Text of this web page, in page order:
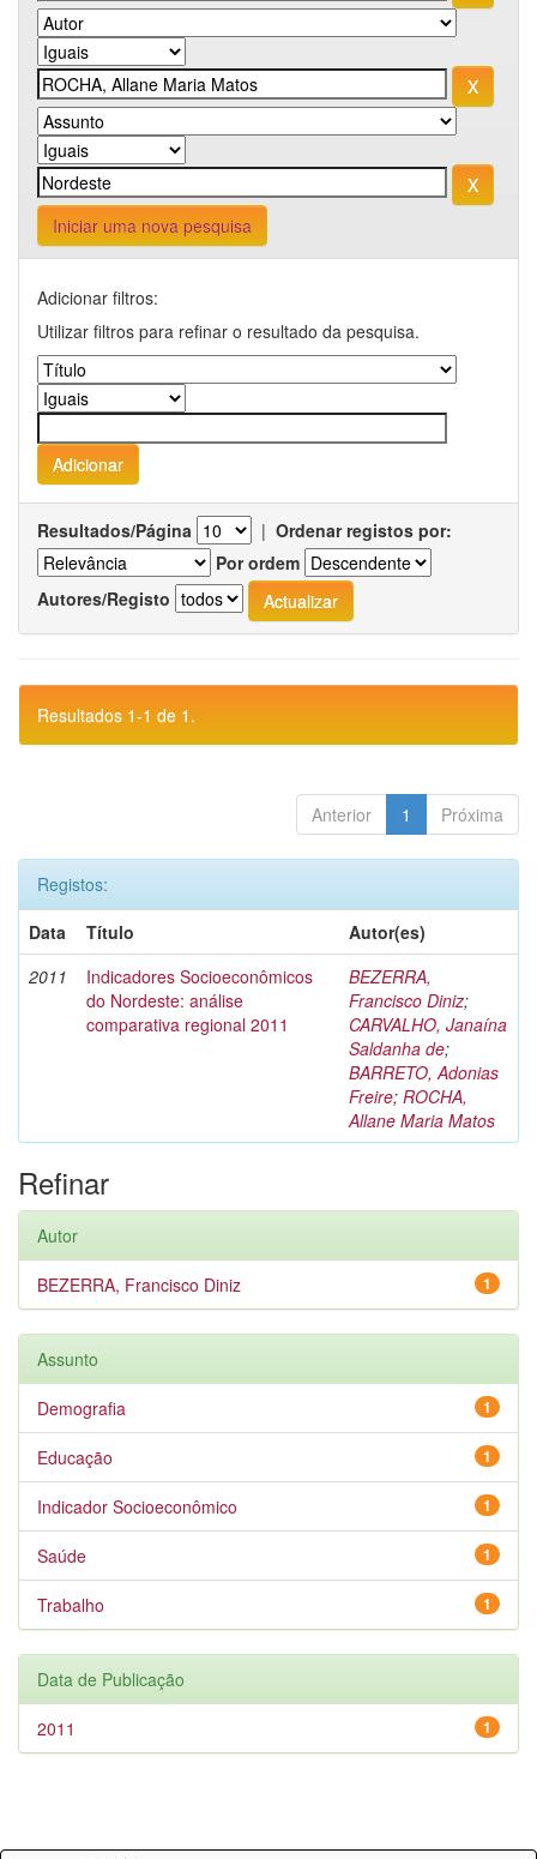
Iniciar uma nova pesquisa
Adicionar filtros:
Utilizar filtros para refinar o resultado da pesquisa.
Resultados/Página | Ordenar registos por:
Por ordem
Autores/Registo
Resultados 1-1 de 1.
Anterior 1 Próxima
Registos:
Data
Título
Autor(es)
2011
Indicadores Socioeconômicos
do Nordeste: análise
comparativa regional 2011
BEZERRA,
Francisco Diniz;
CARVALHO, Janaína
Saldanha de;
BARRETO, Adonias
Freire; ROCHA,
Allane Maria Matos
Refinar
Autor
1
BEZERRA, Francisco Diniz
Assunto
1
Demografia
1
Educação
1
Indicador Socioeconômico
1
Saúde
1
Trabalho
Data de Publicação
1
2011